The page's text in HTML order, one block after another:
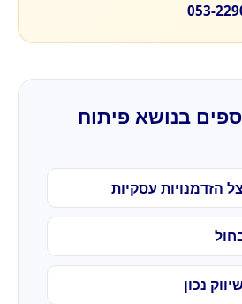
053-
בנושא פיתוח
הזדמנויות עסקיות
נכון